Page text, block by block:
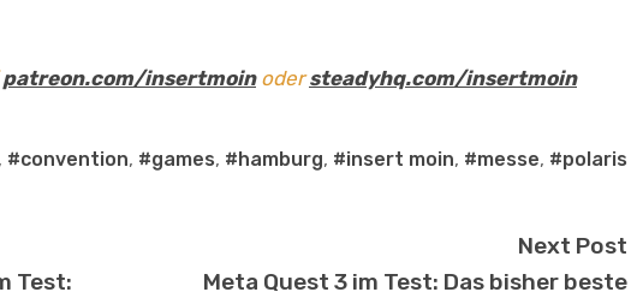
patreon.com/insertmoinodersteadyhq.com/insertmoin
, #convention, #games, #hamburg, #insert moin, #messe, #polaris
Test:
Next Post
Meta Quest 3 im Test: Das bisher beste